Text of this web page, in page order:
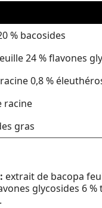
% bacosides
24 % flavones
0,8 %
racine
gras
extrait de bacopa
glycosides 6